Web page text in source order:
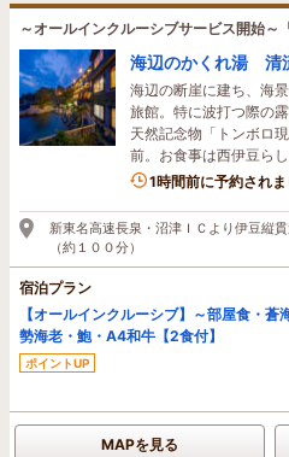
～オールインクルーシブサービス開始～
海辺のかくれ湯 清
海辺の断崖に建ち、海
旅館。特に波打つ際の
天然記念物「トンボロ
前。お食事は西伊豆ら
5名がこの宿を見て
1時間前に予約されま
新東名高速長泉・沼津ＩＣより伊豆縦
（約１００分）
宿泊プラン
【オールインクルーシブ】～部屋食・
勢海老・鮑・A4和牛【2食付】
ポイントUP
MAPを見る